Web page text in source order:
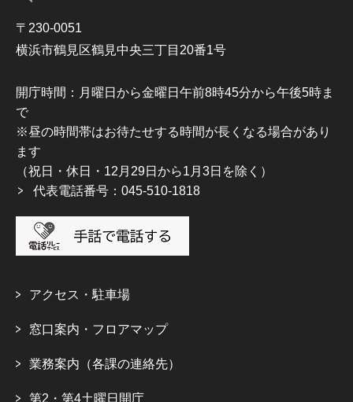
〒230-0051
横浜市鶴見区鶴見中央三丁目20番1号
開庁時間：月曜日から金曜日午前8時45分から午後5時ま
で
※昼の時間帯はお待たせする時間が長くなる場合があり
ます
（祝日・休日・12月29日から1月3日を除く）
代表電話番号：045-510-1818
アクセス・駐車場
窓口案内・フロアマップ
業務案内（各課の連絡先）
第2・第4土曜日開庁